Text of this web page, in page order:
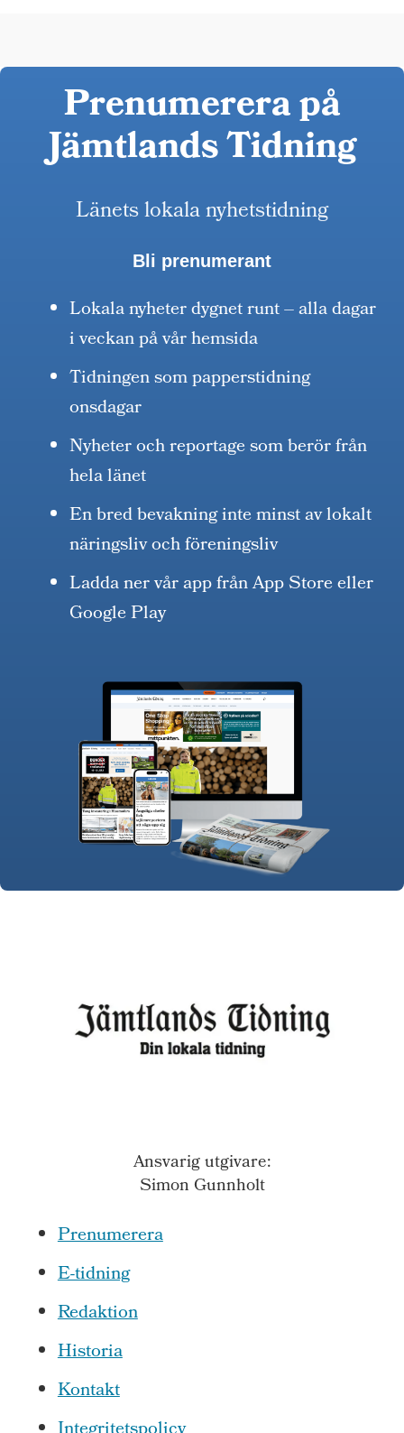
Prenumerera på
Jämtlands Tidning
Länets lokala nyhetstidning
Bli prenumerant
Lokala nyheter dygnet runt – alla dagar
i veckan på vår hemsida
Tidningen som papperstidning
onsdagar
Nyheter och reportage som berör från
hela länet
En bred bevakning inte minst av lokalt
näringsliv och föreningsliv
Ladda ner vår app från App Store eller
Google Play
Ansvarig utgivare:
Simon Gunnholt
Prenumerera
E-tidning
Redaktion
Historia
Kontakt